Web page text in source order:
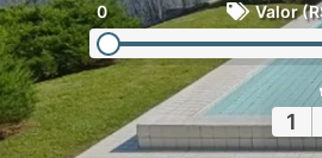
0 Valor
1